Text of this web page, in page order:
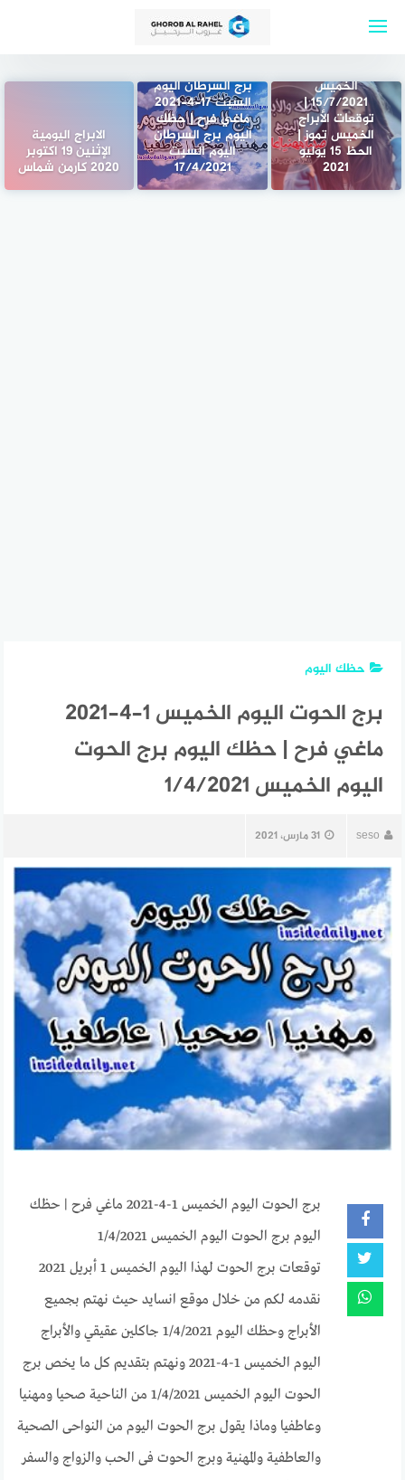
الخميس
15/7/2021 |
توقعات الأبراج
الخميس تموز |
الحظ 15 يوليو
2021
برج السرطان اليوم
السبت 17-4-2021
ماغي فرح | حظك
اليوم برج السرطان
اليوم السبت
17/4/2021
الابراج اليومية
الإثنين 19 اكتوبر
2020 كارمن شماس
حظك اليوم
برج الحوت اليوم الخميس 1-4-2021
ماغي فرح | حظك اليوم برج الحوت
اليوم الخميس 1/4/2021
seso 31 مارس، 2021
برج الحوت اليوم الخميس 1-4-2021 ماغي فرح | حظك
اليوم برج الحوت اليوم الخميس 1/4/2021
توقعات برج الحوت لهذا اليوم الخميس 1 أبريل 2021
نقدمه لكم من خلال موقع انسايد حيث نهتم بجميع
الأبراج وحظك اليوم 1/4/2021 جاكلين عقيقي والأبراج
اليوم الخميس 1-4-2021 ونهتم بتقديم كل ما يخص برج
الحوت اليوم الخميس 1/4/2021 من الناحية صحيا ومهنيا
وعاطفيا وماذا يقول برج الحوت اليوم من النواحى الصحية
والعاطفية والمهنية وبرج الحوت فى الحب والزواج والسفر